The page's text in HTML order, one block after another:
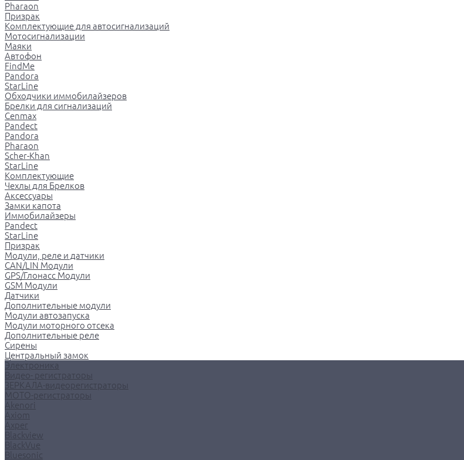
Pharaon
Призрак
Комплектующие для автосигнализаций
Мотосигнализации
Маяки
Автофон
FindMe
Pandora
StarLine
Обходчики иммобилайзеров
Брелки для сигнализаций
Cenmax
Pandect
Pandora
Pharaon
Scher-Khan
StarLine
Комплектующие
Чехлы для Брелков
Аксессуары
Замки капота
Иммобилайзеры
Pandect
StarLine
Призрак
Модули, реле и датчики
CAN/LIN Модули
GPS/Глонасс Модули
GSM Модули
Датчики
Дополнительные модули
Модули автозапуска
Модули моторного отсека
Дополнительные реле
Сирены
Центральный замок
Электроника
Видео- регистраторы
ЗЕРКАЛА-видеорегистраторы
МОТО-регистраторы
Akenori
Axiom
Axper
Blackview
BlackVue
Bluesonic